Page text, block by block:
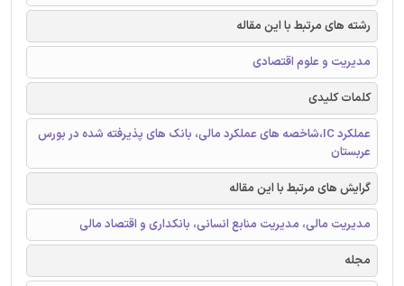
رشته های مرتبط با این مقاله
مدیریت و علوم اقتصادی
کلمات کلیدی
عملکرد IC،شاخصه های عملکرد مالی، بانک های پذیرفته شده در بورس
عربستان
گرایش های مرتبط با این مقاله
مدیریت مالی، مدیریت منابع انسانی، بانکداری و اقتصاد مالی
مجله